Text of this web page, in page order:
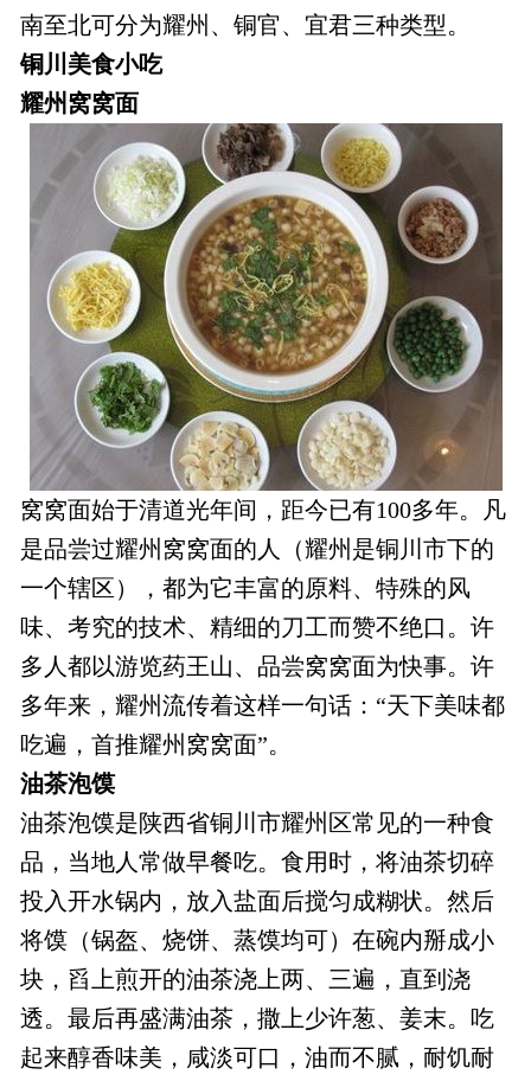
南至北可分为耀州、铜官、宜君三种类型。
铜川美食小吃
耀州窝窝面
窝窝面始于清道光年间，距今已有100多年。凡
是品尝过耀州窝窝面的人（耀州是铜川市下的
一个辖区），都为它丰富的原料、特殊的风
味、考究的技术、精细的刀工而赞不绝口。许
多人都以游览药王山、品尝窝窝面为快事。许
多年来，耀州流传着这样一句话：“天下美味都
吃遍，首推耀州窝窝面”。
油茶泡馍
油茶泡馍是陕西省铜川市耀州区常见的一种食
品，当地人常做早餐吃。食用时，将油茶切碎
投入开水锅内，放入盐面后搅匀成糊状。然后
将馍（锅盔、烧饼、蒸馍均可）在碗内掰成小
块，舀上煎开的油茶浇上两、三遍，直到浇
透。最后再盛满油茶，撒上少许葱、姜末。吃
起来醇香味美，咸淡可口，油而不腻，耐饥耐